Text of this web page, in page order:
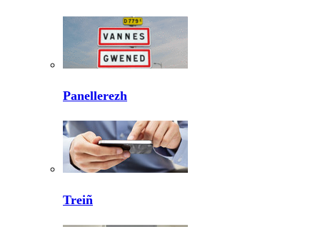
Panellerezh
Treiñ